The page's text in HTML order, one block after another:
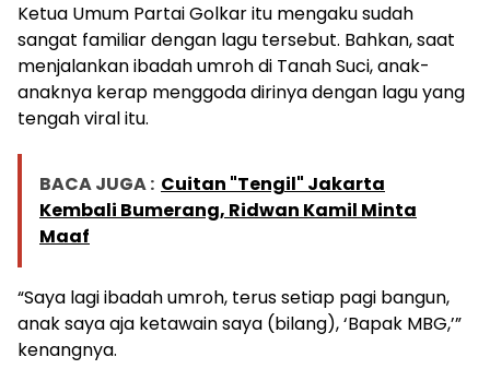
Ketua Umum Partai Golkar itu mengaku sudah
sangat familiar dengan lagu tersebut. Bahkan, saat
menjalankan ibadah umroh di Tanah Suci, anak-
anaknya kerap menggoda dirinya dengan lagu yang
tengah viral itu.
BACA JUGA : Cuitan "Tengil" Jakarta
Kembali Bumerang, Ridwan Kamil Minta
Maaf
“Saya lagi ibadah umroh, terus setiap pagi bangun,
anak saya aja ketawain saya (bilang), ‘Bapak MBG,’”
kenangnya.